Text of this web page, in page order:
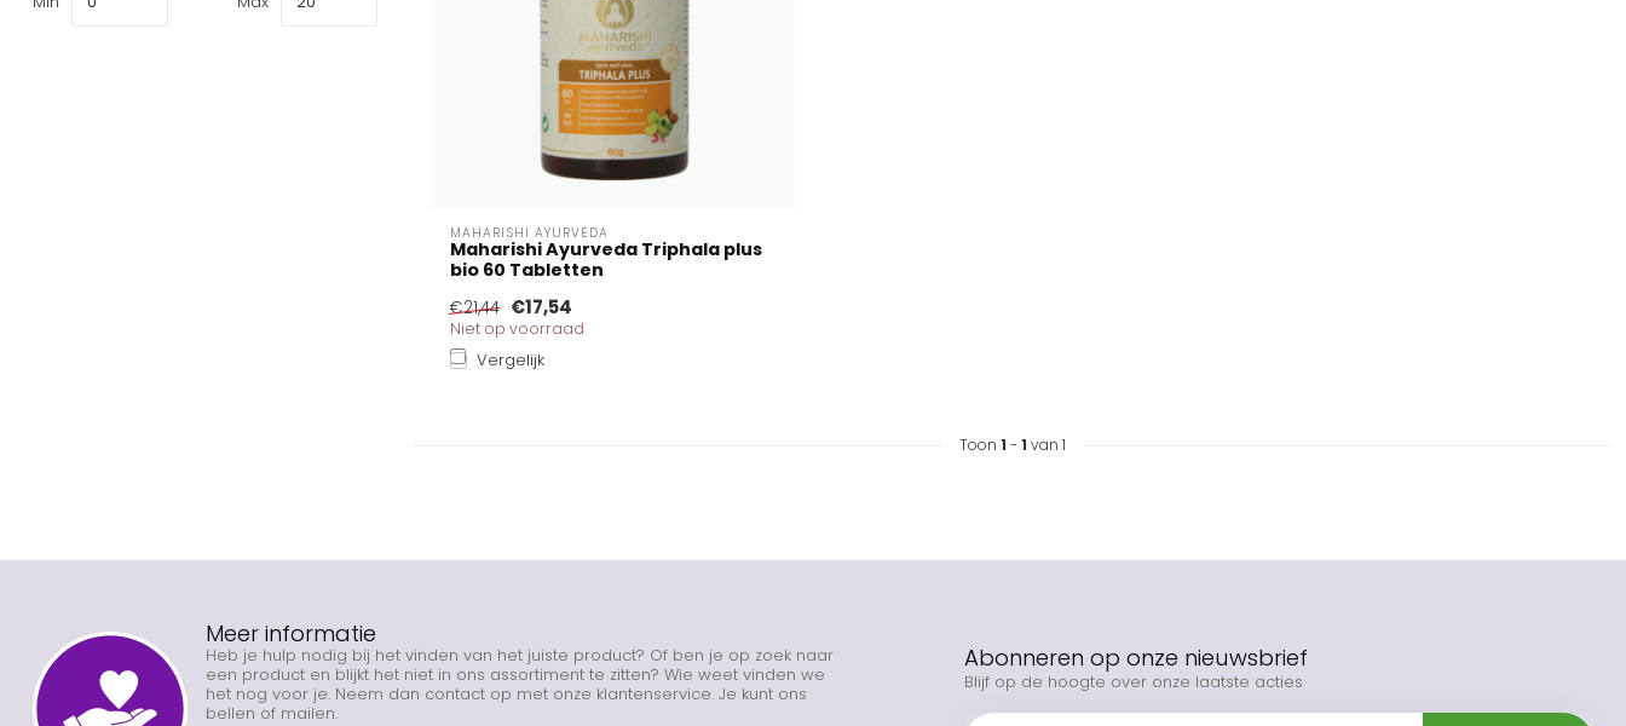
MAHARISHI AYURVEDA
Maharishi Ayurveda Triphala plus
bio 60 Tabletten
€21,44 €17,54
Niet op voorraad
Vergelijk
Toon 1 - 1 van 1
Meer informatie
Heb je hulp nodig bij het vinden van het juiste product? Of ben je op zoek naar
een product en blijkt het niet in ons assortiment te zitten? Wie weet vinden we
het nog voor je. Neem dan contact op met onze klantenservice. Je kunt ons
bellen of mailen.
Abonneren op onze nieuwsbrief
Blijf op de hoogte over onze laatste acties